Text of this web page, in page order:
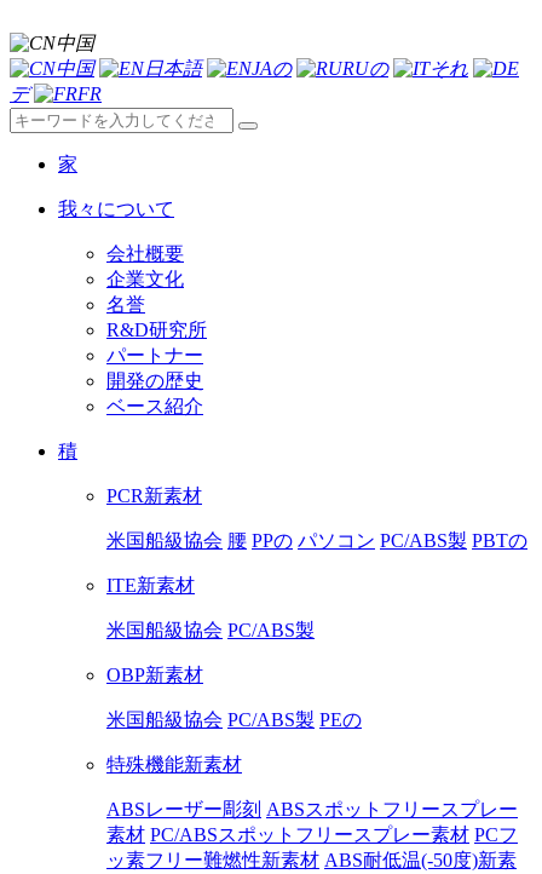
中国
中国
日本語 JAの RUの
それ
デ
FR
家
我々について
会社概要
企業文化
名誉
R&D研究所
パートナー
開発の歴史
ベース紹介
積
PCR新素材
米国船級協会 腰 PPの パソコン PC/ABS製 PBTの
ITE新素材
米国船級協会 PC/ABS製
OBP新素材
米国船級協会 PC/ABS製 PEの
特殊機能新素材
ABSレーザー彫刻 ABSスポットフリースプレー
素材 PC/ABSスポットフリースプレー素材 PCフ
ッ素フリー難燃性新素材 ABS耐低温(-50度)新素